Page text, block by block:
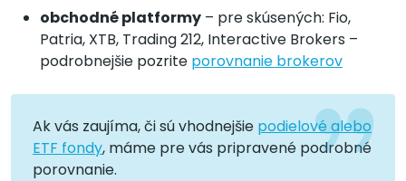
obchodné platformy – pre skúsených: Fio,
Patria, XTB, Trading 212, Interactive Brokers –
podrobnejšie pozrite porovnanie brokerov
Ak vás zaujíma, či sú vhodnejšie podielové alebo
ETF fondy, máme pre vás pripravené podrobné
porovnanie.